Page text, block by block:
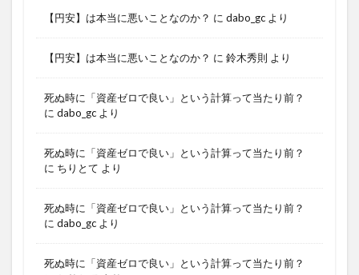
【円安】は本当に悪いことなのか？ に dabo_gc より
【円安】は本当に悪いことなのか？ に 鈴木秀則 より
死ぬ時に「資産ゼロで良い」という計算って当たり前？
に dabo_gc より
死ぬ時に「資産ゼロで良い」という計算って当たり前？
に ちりとて より
死ぬ時に「資産ゼロで良い」という計算って当たり前？
に dabo_gc より
死ぬ時に「資産ゼロで良い」という計算って当たり前？